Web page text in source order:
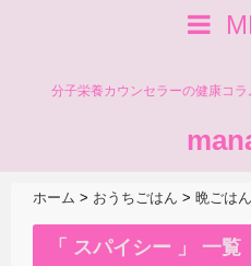
分子栄養カウンセラーの健康コ
ホーム > おうちごはん > 晩ごは
「 スパイシー 」 一覧